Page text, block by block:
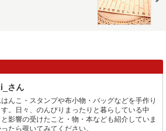
さん
んこ・スタンプや布小物・バッグなどを手作り
。日々、のんびりまったりと暮らしている中
影響の受けたこと・物・本なども紹介していま
たら覗いてみてください。